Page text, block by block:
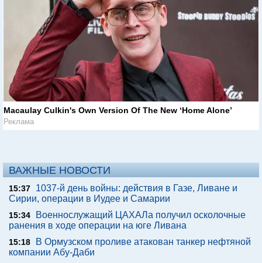
Macaulay Culkin's Own Version Of The New ‘Home Alone’
Реклама
ВАЖНЫЕ НОВОСТИ
15:37
1037-й день войны: действия в Газе, Ливане и
Сирии, операции в Иудее и Самарии
15:34
Военнослужащий ЦАХАЛа получил осколочные
ранения в ходе операции на юге Ливана
15:18
В Ормузском проливе атакован танкер нефтяной
компании Абу-Даби